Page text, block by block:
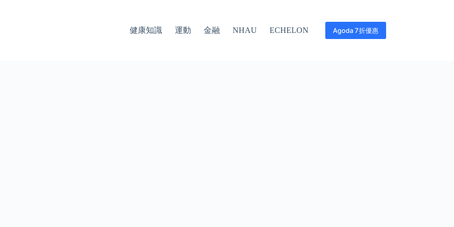
健康知識 運動 金融 NHAU ECHELON Agoda 7折優惠